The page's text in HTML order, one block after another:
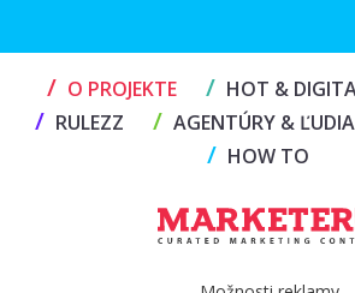
/ O PROJEKTE / HOT &
/ RULEZZ / AGENTÚRY & ĽUDIA
/ HOW TO